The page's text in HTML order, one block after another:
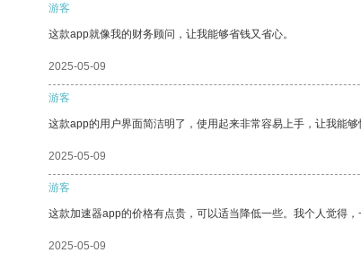
游客
这款app就像我的财务顾问，让我能够省钱又省心。
2025-05-09
游客
这款app的用户界面简洁明了，使用起来非常容易上手，让我能够
2025-05-09
游客
这款加速器app的价格有点贵，可以适当降低一些。我个人觉得
2025-05-09